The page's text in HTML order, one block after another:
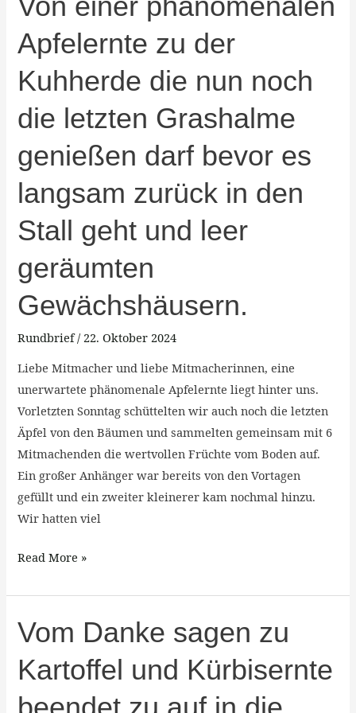
Apfelernte zu der
Kuhherde die nun noch
die letzten Grashalme
genießen darf bevor es
langsam zurück in den
Stall geht und leer
geräumten
Gewächshäusern.
Rundbrief/ 22. Oktober 2024
Liebe Mitmacher und liebe Mitmacherinnen, eine
unerwartete phänomenale Apfelernte liegt hinter uns.
Vorletzten Sonntag schüttelten wir auch noch die letzten
Äpfel von den Bäumen und sammelten gemeinsam mit 6
Mitmachenden die wertvollen Früchte vom Boden auf.
Ein großer Anhänger war bereits von den Vortagen
gefüllt und ein zweiter kleinerer kam nochmal hinzu.
Wir hatten viel
einer
phänomenalen
Apfelernte
zu
der
Kuhherde
die
nun
noch
letzten
Grashalme
genießen
darf
bevor
es
langsam
in
den
Stall
geht
und
leer
Gewächshäusern.
Read More »
Vom Danke sagen zu
Kartoffel und Kürbisernte
Vom
Danke
sagen
Kartoffel